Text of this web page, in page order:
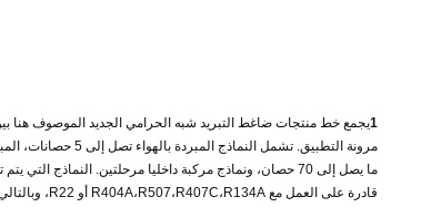
1يجمع خط منتجات ضاغط التبريد شبه الحرامي الجديد الموصوف هنا
مرونة التطبيق. تشمل النماذج المبردة بالهواء تصل إلى 5 حصانات، المبردة بالمبرد Discus، النماذج S
ما يصل إلى 70 حصان، ونماذج مركبة داخليا مرحلتين. النماذج التي يتم توفيرها مع زيت إستر
قادرة على العمل مع R404A،R507،R407C،R134A أو R22، وبالتالي تقليل المخزون لمجموعة واسعة